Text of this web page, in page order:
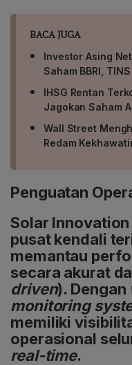
BACA JUGA
Investor Asing
Saham BBRI,
IHSG Rentan
Jagokan Saham
Wall Street
Redam
Penguatan
Solar
pusat kendali
memantau
secara akurat
driven). Dengan
monitoring
memiliki
operasional
real-time.